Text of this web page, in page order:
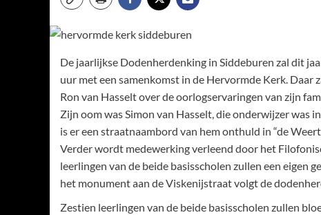
De jaarlijkse Dodenherdenking in Siddeburen zal dit
uur met een samenkomst in de Hervormde Kerk.
Ron van Hasselt over de oorlogservaringen van zijn
Zijn oom was Simon van Hasselt, die onderwijzer was
is er een straatnaambord van hem onthuld in “de
Verder wordt medewerking verleend door het
leerlingen van de beide basisscholen zullen een eigen
het monument aan de Viskenijstraat volgt de
Zestien leerlingen van de beide basisscholen zullen